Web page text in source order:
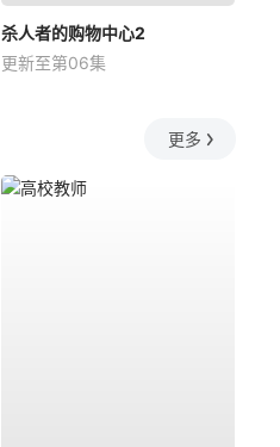
杀人者的购物中心2
更新至第06集
更多